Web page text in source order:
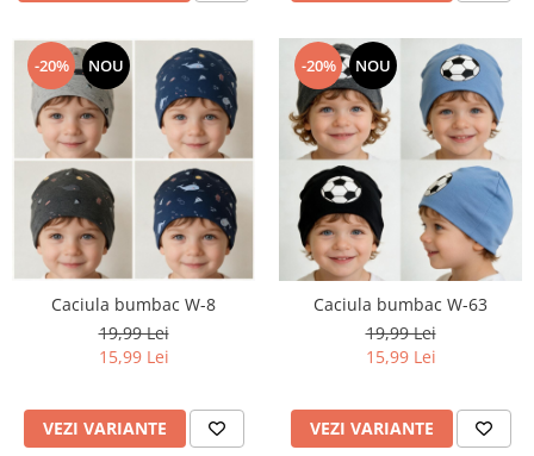
-20% NOU
Caciula bumbac W-8
19,99 Lei
15,99 Lei
VEZI VARIANTE
-20% NOU
Caciula bumbac W-63
19,99 Lei
15,99 Lei
VEZI VARIANTE